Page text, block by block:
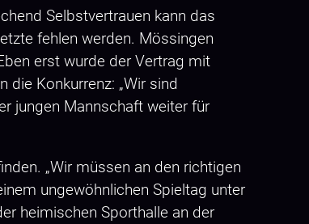
Selbstvertrauen kann das
fehlen werden. Mössingen
erst wurde der Vertrag mit
Konkurrenz: „Wir sind
jungen Mannschaft weiter für
„Wir müssen an den richtigen
ungewöhnlichen Spieltag unter
heimischen Sporthalle an der